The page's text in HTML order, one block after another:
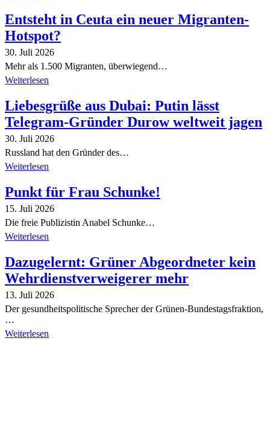
Entsteht in Ceuta ein neuer Migranten-
Hotspot?
30. Juli 2026
Mehr als 1.500 Migranten, überwiegend…
Weiterlesen
Liebesgrüße aus Dubai: Putin lässt
Telegram-Gründer Durow weltweit jagen
30. Juli 2026
Russland hat den Gründer des…
Weiterlesen
Punkt für Frau Schunke!
15. Juli 2026
Die freie Publizistin Anabel Schunke…
Weiterlesen
Dazugelernt: Grüner Abgeordneter kein
Wehrdienstverweigerer mehr
13. Juli 2026
Der gesundheitspolitische Sprecher der Grünen-Bundestagsfraktion,
…
Weiterlesen